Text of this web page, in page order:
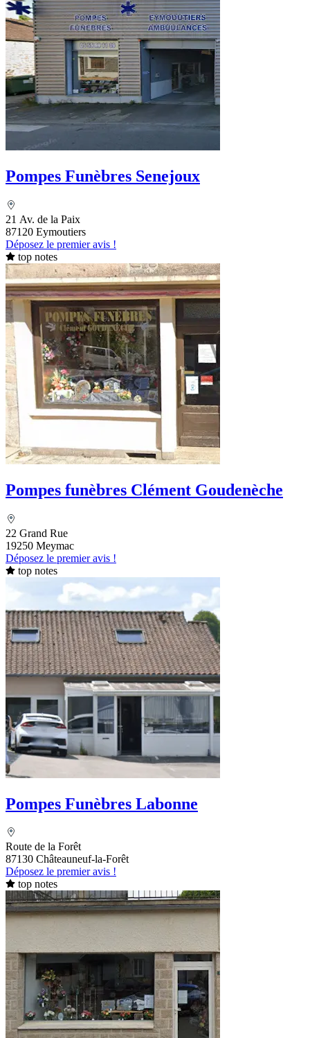
Pompes Funèbres Senejoux
21 Av. de la Paix
87120 Eymoutiers
Déposez le premier avis !
top notes
Pompes funèbres Clément Goudenèche
22 Grand Rue
19250 Meymac
Déposez le premier avis !
top notes
Pompes Funèbres Labonne
Route de la Forêt
87130 Châteauneuf-la-Forêt
Déposez le premier avis !
top notes